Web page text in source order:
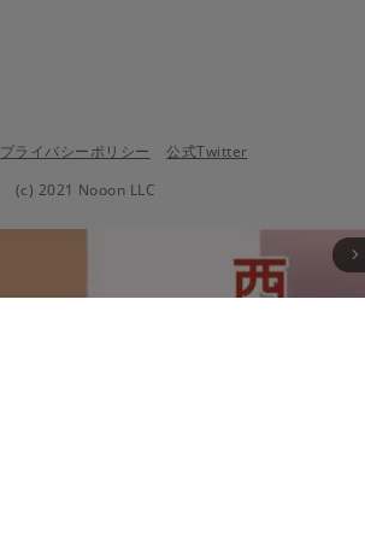
プライバシーポリシー
公式Twitter
(c) 2021 Nooon LLC
arrow_forward_ios